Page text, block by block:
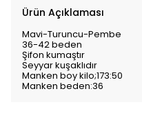
Ürün Açıklaması
Mavi-Turuncu-Pembe
36-42 beden
Şifon kumaştır
Seyyar kuşaklıdır
Manken boy kilo;173:50
Manken beden:36